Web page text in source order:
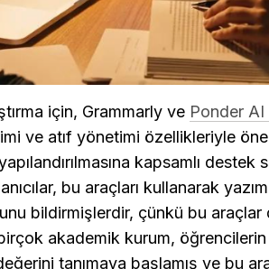
için, Grammarly ve Ponder AI
ve atıf yönetimi özellikleriyle öne
kapsamlı
bu araçları kullanarak
bildirmişlerdir, çünkü bu araçlar
akademik kurum,
tanımaya başlamış ve bu